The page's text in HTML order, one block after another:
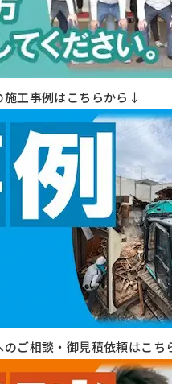
施工事例はこちらから↓
のご相談・御見積依頼はこ